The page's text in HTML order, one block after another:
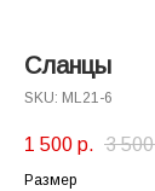
Сланцы
SKU: ML21-6
1 500 р. 3 500
Размер